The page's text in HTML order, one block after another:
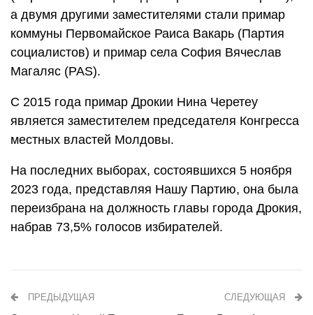
а двумя другими заместителями стали примар
коммуны Первомайское Раиса Вакарь (Партия
социалистов) и примар села София Вячеслав
Магаляс (PAS).
С 2015 года примар Дрокии Нина Черетеу
является заместителем председателя Конгресса
местных властей Молдовы.
На последних выборах, состоявшихся 5 ноября
2023 года, представляя Нашу Партию, она была
переизбрана на должность главы города Дрокия,
набрав 73,5% голосов избирателей.
ПРЕДЫДУЩАЯ СЛЕДУЮЩАЯ